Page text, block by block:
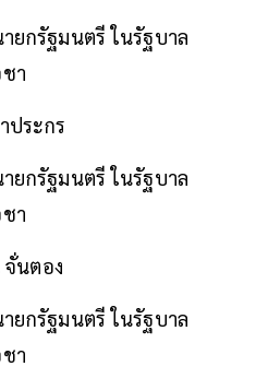
ยกรัฐมนตรี ในรัฐบาล
า
ประกร
ยกรัฐมนตรี ในรัฐบาล
า
จั่นตอง
ยกรัฐมนตรี ในรัฐบาล
า